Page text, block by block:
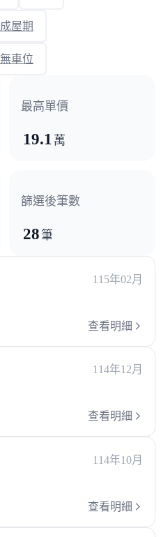
成屋期
無車位
最高單價
19.1 萬
篩選後筆數
28筆
115年02月
查看明細
114年12月
查看明細
114年10月
查看明細